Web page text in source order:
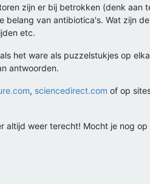
zijn er bij betrokken (denk aan
van antibiotica's. Wat zijn
etc.
het ware als puzzelstukjes op
antwoorden.
, sciencedirect.com of op
weer terecht! Mocht je nog